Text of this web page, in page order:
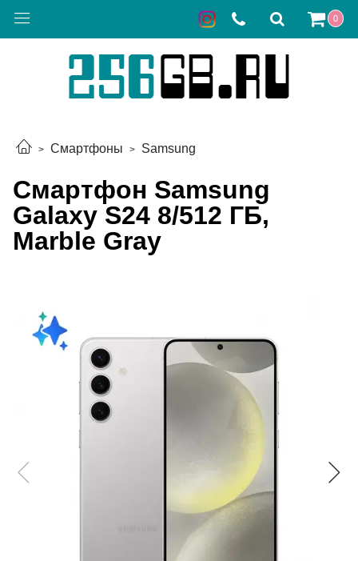
0
Смартфоны Samsung
Смартфон Samsung
Galaxy S24 8/512 ГБ,
Marble Gray